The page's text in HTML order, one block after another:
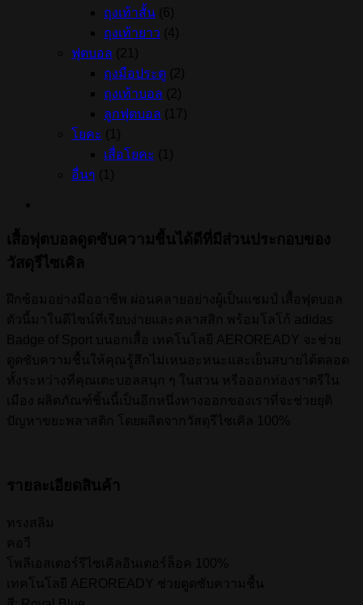
ถุงเท้าสั้น
ถุงเท้ายาว
ฟุตบอล
ถุงมือประตู
ถุงเท้าบอล
ลูกฟุตบอล
โยคะ
เสื่อโยคะ
อื่นๆ